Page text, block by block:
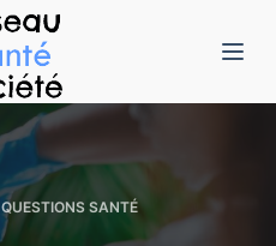
QUESTIONS SANTÉ